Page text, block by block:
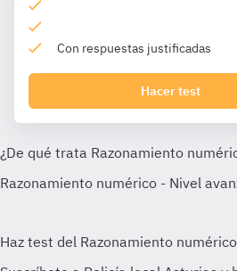
Con respuestas justificadas
Hacer test